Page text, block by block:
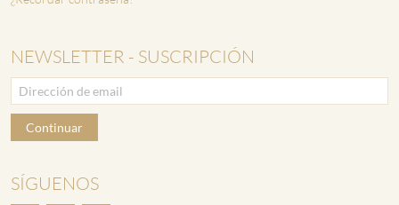
NEWSLETTER - SUSCRIPCIÓN
Continuar
SÍGUENOS